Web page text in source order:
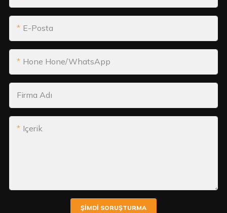
E-Posta
Hone Hone/WhatsApp
Firma Adı
Içerik
ŞIMDI SORUŞTURMA